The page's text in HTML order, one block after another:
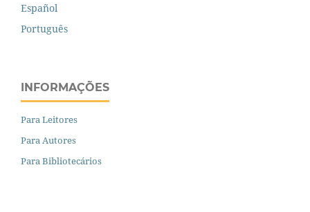
Español
Português
INFORMAÇÕES
Para Leitores
Para Autores
Para Bibliotecários